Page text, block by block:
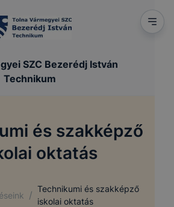
SZC Bezerédj István
Technikum
és szakképző
oktatás
/
Technikumi és szakképző
iskolai oktatás